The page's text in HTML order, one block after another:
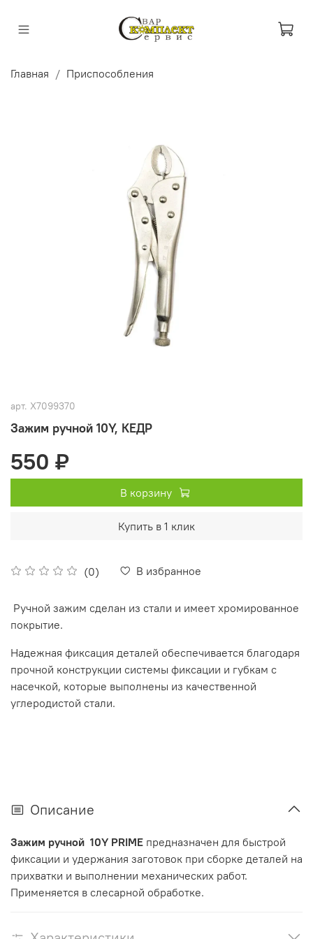
Главная Приспособления
арт. X7099370
Зажим ручной 10Y, КЕДР
(0) В избранное
550 ₽
В корзину
Купить в 1 клик
Ручной зажим сделан из стали и имеет хромированное
покрытие.
Надежная фиксация деталей обеспечивается благодаря
прочной конструкции системы фиксации и губкам с
насечкой, которые выполнены из качественной
углеродистой стали.
Описание
Зажим ручной 10Y PRIME предназначен для быстрой
фиксации и удержания заготовок при сборке деталей на
прихватки и выполнении механических работ.
Применяется в слесарной обработке.